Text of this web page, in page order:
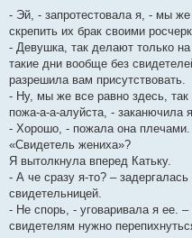
- Эй, - запротестовала я, - мы
скрепить их брак своими
- Девушка, так делают только
такие дни вообще без
разрешила вам присутствовать.
- Ну, мы же все равно здесь,
пожа-а-а-алуйста, - заканючила
- Хорошо, - пожала она плечами.
«Свидетель жениха»?
Я вытолкнула вперед Катьку.
- А че сразу я-то? –
свидетельницей.
- Не спорь, - уговаривала я ее.
свидетелям нужно